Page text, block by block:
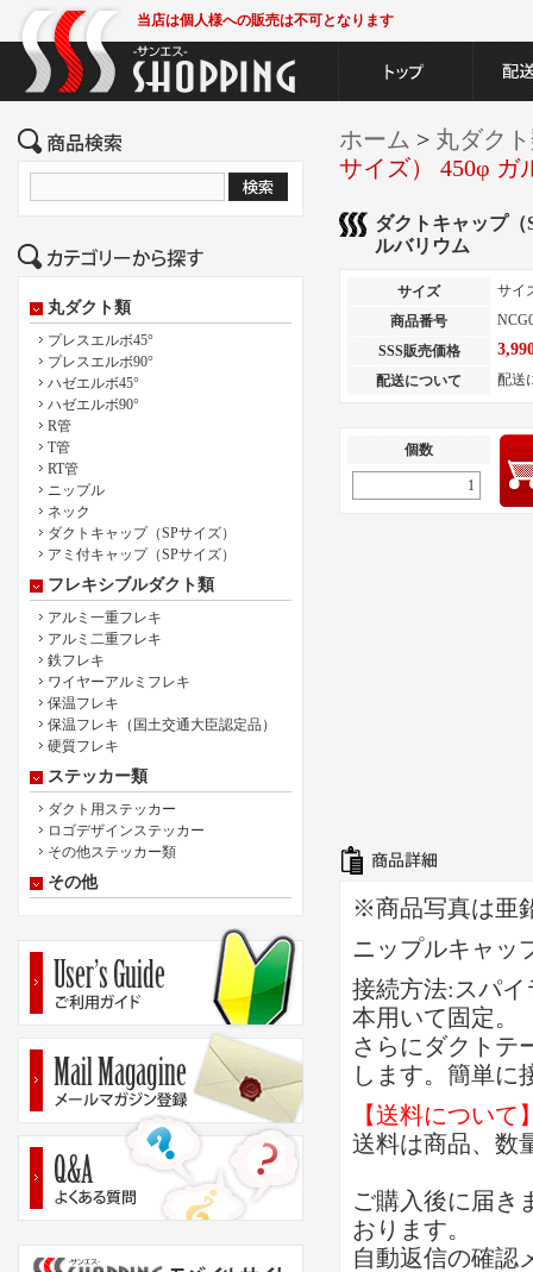
当店は個人様への販売は不可となります
丸ダクト類
プレスエルボ45°
プレスエルボ90°
ハゼエルボ45°
ハゼエルボ90°
R管
T管
RT管
ニップル
ネック
ダクトキャップ（SPサイズ）
アミ付キャップ（SPサイズ）
フレキシブルダクト類
アルミ一重フレキ
アルミ二重フレキ
鉄フレキ
ワイヤーアルミフレキ
保温フレキ
保温フレキ（国土交通大臣認定品）
硬質フレキ
ステッカー類
ダクト用ステッカー
ロゴデザインステッカー
その他ステッカー類
その他
ホーム > 丸ダク
サイズ） 450φ ガ
ダクトキャップ（
ルバリウム
サイズ
サイ
商品番号
SSS販売価格
配送について 配送
個数
※商品写真は亜
ニップルキャッ
接続方法:スパ
本用いて固定。
さらにダクトテ
します。簡単に
【送料について
送料は商品、数
ご購入後に届き
おります。
自動返信の確認